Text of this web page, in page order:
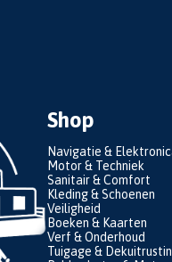
Shop
Navigatie &
Motor & Techniek
Sanitair & Comfort
Kleding & Schoenen
Veiligheid
Boeken & Kaarten
Verf & Onderhoud
Tuigage &